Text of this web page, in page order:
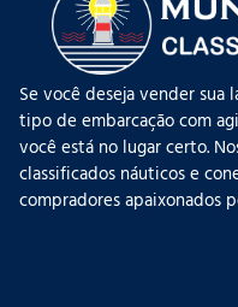
Se você deseja vender
tipo de embarcação com
você está no lugar certo.
classificados náuticos e
compradores apaixonados